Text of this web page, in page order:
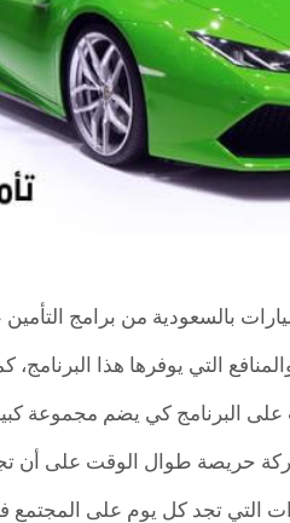
بالسعودية من برامج
التي يوفرها هذا البرنامج،
البرنامج كي يضم مجموعة
حريصة طوال الوقت على أن
التي تجد كل يوم على المجتمع